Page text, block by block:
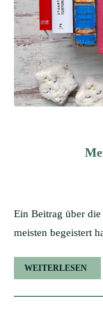
Ein Beitrag über
meisten begeistert
WEITERLESEN